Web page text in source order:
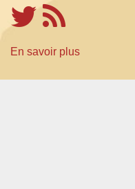
En savoir plus